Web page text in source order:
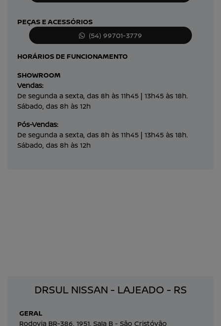
PEÇAS E ACESSÓRIOS
(54) 99701-3779
HORÁRIOS DE FUNCIONAMENTO
SHOWROOM
Vendas:
De segunda a sexta, das 8h às 11h45 | 13h45 às 18h.
Sábado, das 8h às 12h
Pós-Vendas:
De segunda a sexta, das 8h às 11h45 | 13h45 às 18h.
Sábado, das 8h às 12h
DRSUL NISSAN - LAJEADO - RS
GERAL
Rodovia BR-386, 1951, Sala B - São Cristóvão